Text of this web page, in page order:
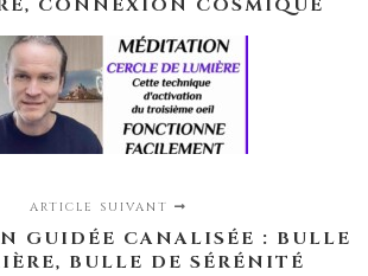
CONNEXION COSMIQUE
ARTICLE SUIVANT
GUIDÉE CANALISÉE : BULLE
BULLE DE SÉRÉNITÉ